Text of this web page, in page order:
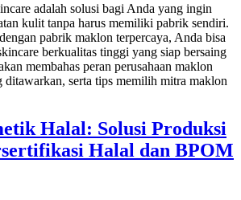
adalah solusi bagi Anda yang ingin
kulit tanpa harus memiliki pabrik sendiri.
pabrik maklon terpercaya, Anda bisa
berkualitas tinggi yang siap bersaing
membahas peran perusahaan maklon
ditawarkan, serta tips memilih mitra maklon
Halal: Solusi Produksi
Halal dan BPOM